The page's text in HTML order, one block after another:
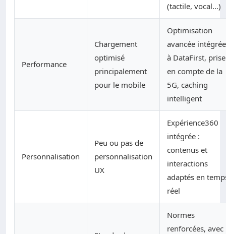
(tactile, vocal…)
Performance
Chargement
optimisé
principalement
pour le mobile
Optimisation
avancée intégrée
à DataFirst, prise
en compte de la
5G, caching
intelligent
Personnalisation
Peu ou pas de
personnalisation
UX
Expérience360
intégrée :
contenus et
interactions
adaptés en
réel
Normes
renforcées, avec